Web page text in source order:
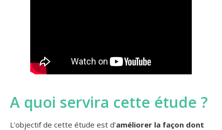
A quoi servira cette étude ?
L’objectif de cette étude est d’améliorer la façon dont